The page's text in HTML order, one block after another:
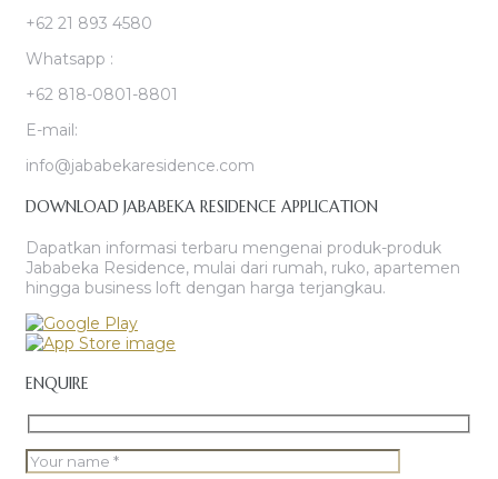
+62 21 893 4580
Whatsapp :
+62 818-0801-8801
E-mail:
info@jababekaresidence.com
DOWNLOAD JABABEKA RESIDENCE APPLICATION
Dapatkan informasi terbaru mengenai produk-produk
Jababeka Residence, mulai dari rumah, ruko, apartemen
hingga business loft dengan harga terjangkau.
ENQUIRE